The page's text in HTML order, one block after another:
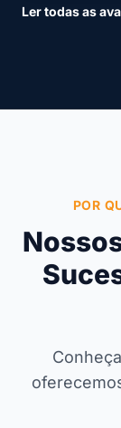
Ler todas as
POR